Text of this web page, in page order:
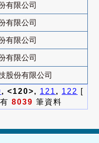
有限公司
有限公司
有限公司
有限公司
股份有限公司
, <120>, 121 , 122
[
8039 筆資料